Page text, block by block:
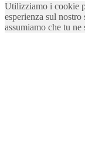
Utilizziamo i cookie
esperienza sul
assumiamo che tu ne